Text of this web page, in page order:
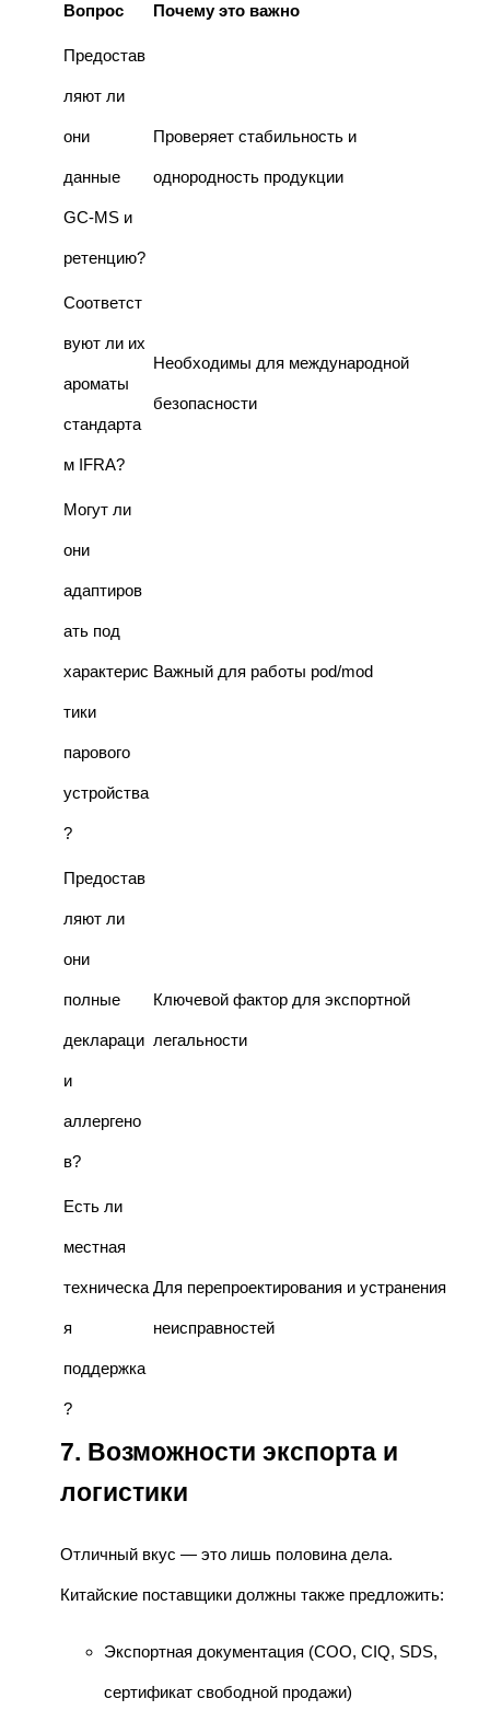
Вопрос Почему это важно
Предостав
ляют ли
они
данные
GC-MS и
ретенцию?
Проверяет стабильность и
однородность продукции
Соответст
вуют ли их
ароматы
стандарта
м IFRA?
Необходимы для международной
безопасности
Могут ли
они
адаптиров
ать под
характерис
тики
парового
устройства
?
Важный для работы pod/mod
Предостав
ляют ли
они
полные
деклараци
и
аллергено
в?
Ключевой фактор для экспортной
легальности
Есть ли
местная
техническа
я
поддержка
?
Для перепроектирования и устранения
неисправностей
7. Возможности экспорта и
логистики
Отличный вкус — это лишь половина дела.
Китайские поставщики должны также предложить:
Экспортная документация (COO, CIQ, SDS,
сертификат свободной продажи)